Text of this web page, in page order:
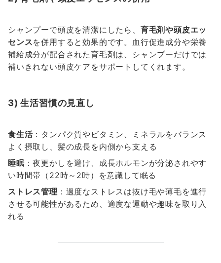
シャンプーで頭皮を清潔にしたら、 育毛剤や頭皮エッ
センスを併用すると効果的です。血行促進成分や栄養
補給成分が配合された育毛剤は、シャンプーだけでは
補いきれない頭皮ケアをサポートしてくれます。
3) 生活習慣の見直し
食生活：タンパク質やビタミン、ミネラルをバランス
よく摂取し、髪の成長を内側から支える
睡眠：夜更かしを避け、成長ホルモンが分泌されやす
い時間帯（22時～2時）を意識して眠る
ストレス管理 ：過度なストレスは抜け毛や薄毛を進行
させる可能性があるため、適度な運動や趣味を取り入
れる